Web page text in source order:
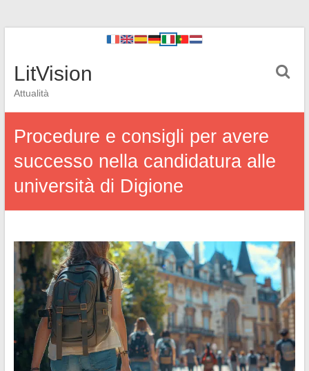
LitVision
Attualità
Procedure e consigli per avere
successo nella candidatura alle
università di Digione